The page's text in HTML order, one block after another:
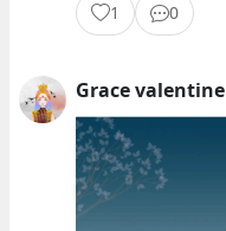
1 0
Grace valentine